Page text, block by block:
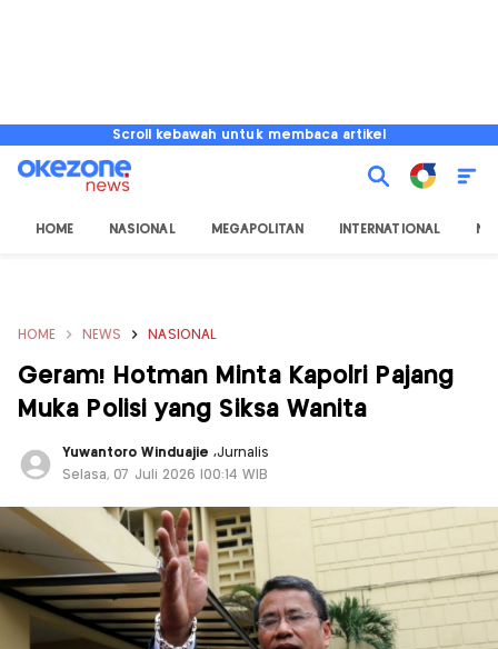
Scroll kebawah untuk membaca artikel
HOME NASIONAL MEGAPOLITAN INTERNATIONAL
HOME NEWS NASIONAL
Geram! Hotman Minta Kapolri Pajang
Muka Polisi yang Siksa Wanita
Yuwantoro Winduajie ,Jurnalis
Selasa, 07 Juli 2026 |00:14 WIB